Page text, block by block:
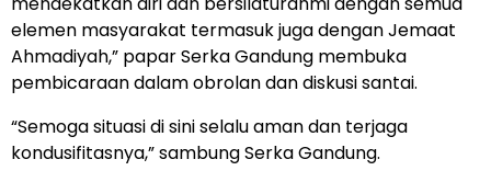
elemen masyarakat termasuk juga dengan Jemaat
Ahmadiyah,” papar Serka Gandung membuka
pembicaraan dalam obrolan dan diskusi santai.
“Semoga situasi di sini selalu aman dan terjaga
kondusifitasnya,” sambung Serka Gandung.